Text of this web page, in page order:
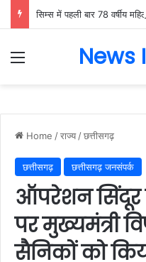
Menu News
Home /राज्य /छत्तीसगढ़
छत्तीसगढ़ छत्तीसगढ़ जनसंपर्क
ऑपरेशन सिंदूर
पर मुख्यमंत्री
सैनिकों को